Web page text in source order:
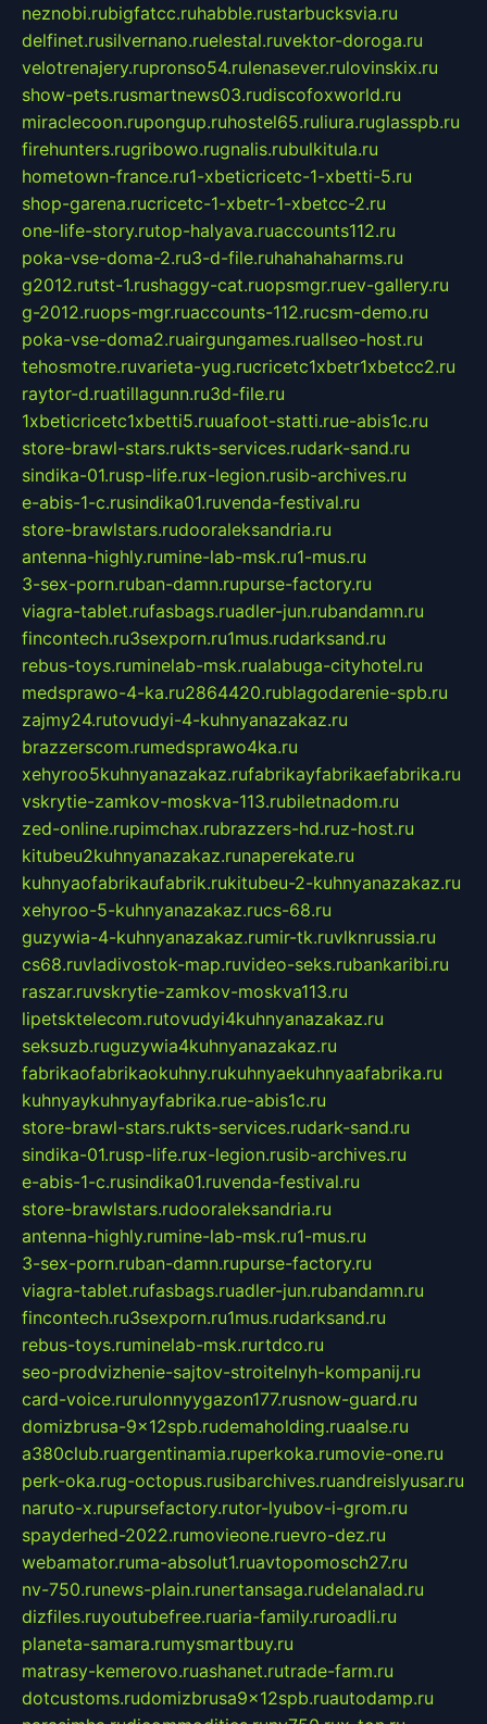
neznobi.rubigfatcc.ruhabble.rustarbucksvia.ru
delfinet.rusilvernano.ruelestal.ruvektor-doroga.ru
velotrenajery.rupronso54.rulenasever.rulovinskix.ru
show-pets.rusmartnews03.rudiscofoxworld.ru
miraclecoon.rupongup.ruhostel65.ruliura.ruglasspb.ru
firehunters.rugribowo.rugnalis.rubulkitula.ru
hometown-france.ru1-xbeticricetc-1-xbetti-5.ru
shop-garena.rucricetc-1-xbetr-1-xbetcc-2.ru
one-life-story.rutop-halyava.ruaccounts112.ru
poka-vse-doma-2.ru3-d-file.ruhahahaharms.ru
g2012.rutst-1.rushaggy-cat.ruopsmgr.ruev-gallery.ru
g-2012.ruops-mgr.ruaccounts-112.rucsm-demo.ru
poka-vse-doma2.ruairgungames.ruallseo-host.ru
tehosmotre.ruvarieta-yug.rucricetc1xbetr1xbetcc2.ru
raytor-d.ruatillagunn.ru3d-file.ru
1xbeticricetc1xbetti5.ruuafoot-statti.rue-abis1c.ru
store-brawl-stars.rukts-services.rudark-sand.ru
sindika-01.rusp-life.rux-legion.rusib-archives.ru
e-abis-1-c.rusindika01.ruvenda-festival.ru
store-brawlstars.rudooraleksandria.ru
antenna-highly.rumine-lab-msk.ru1-mus.ru
3-sex-porn.ruban-damn.rupurse-factory.ru
viagra-tablet.rufasbags.ruadler-jun.rubandamn.ru
fincontech.ru3sexporn.ru1mus.rudarksand.ru
rebus-toys.ruminelab-msk.rualabuga-cityhotel.ru
medsprawo-4-ka.ru2864420.rublagodarenie-spb.ru
zajmy24.rutovudyi-4-kuhnyanazakaz.ru
brazzerscom.rumedsprawo4ka.ru
xehyroo5kuhnyanazakaz.rufabrikayfabrikaefabrika.ru
vskrytie-zamkov-moskva-113.rubiletnadom.ru
zed-online.rupimchax.rubrazzers-hd.ruz-host.ru
kitubeu2kuhnyanazakaz.runaperekate.ru
kuhnyaofabrikaufabrik.rukitubeu-2-kuhnyanazakaz.ru
xehyroo-5-kuhnyanazakaz.rucs-68.ru
guzywia-4-kuhnyanazakaz.rumir-tk.ruvlknrussia.ru
cs68.ruvladivostok-map.ruvideo-seks.rubankaribi.ru
raszar.ruvskrytie-zamkov-moskva113.ru
lipetsktelecom.rutovudyi4kuhnyanazakaz.ru
seksuzb.ruguzywia4kuhnyanazakaz.ru
fabrikaofabrikaokuhny.rukuhnyaekuhnyaafabrika.ru
kuhnyaykuhnyayfabrika.rue-abis1c.ru
store-brawl-stars.rukts-services.rudark-sand.ru
sindika-01.rusp-life.rux-legion.rusib-archives.ru
e-abis-1-c.rusindika01.ruvenda-festival.ru
store-brawlstars.rudooraleksandria.ru
antenna-highly.rumine-lab-msk.ru1-mus.ru
3-sex-porn.ruban-damn.rupurse-factory.ru
viagra-tablet.rufasbags.ruadler-jun.rubandamn.ru
fincontech.ru3sexporn.ru1mus.rudarksand.ru
rebus-toys.ruminelab-msk.rurtdco.ru
seo-prodvizhenie-sajtov-stroitelnyh-kompanij.ru
card-voice.rurulonnyygazon177.rusnow-guard.ru
domizbrusa-9x12spb.rudemaholding.ruaalse.ru
a380club.ruargentinamia.ruperkoka.rumovie-one.ru
perk-oka.rug-octopus.rusibarchives.ruandreislyusar.ru
naruto-x.rupursefactory.rutor-lyubov-i-grom.ru
spayderhed-2022.rumovieone.ruevro-dez.ru
webamator.ruma-absolut1.ruavtopomosch27.ru
nv-750.runews-plain.runertansaga.rudelanalad.ru
dizfiles.ruyoutubefree.ruaria-family.ruroadli.ru
planeta-samara.rumysmartbuy.ru
matrasy-kemerovo.ruashanet.rutrade-farm.ru
dotcustoms.rudomizbrusa9x12spb.ruautodamp.ru